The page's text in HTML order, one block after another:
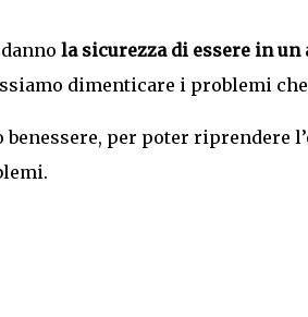
la sicurezza di essere in un
dimenticare i problemi
benessere, per poter riprendere